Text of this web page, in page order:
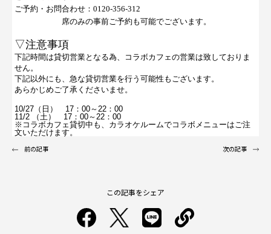
ご予約・お問合わせ：0120-356-312
席のみの事前ご予約も可能でございます。
▽注意事項
下記時間は貸切営業となる為、
コラボカフェの営業は致しておりま
せん。
下記以外にも、急な貸切営業を行う可能性もございます。
あらかじめご了承くださいませ。
10/27（日） 17：00～22：00
11/2 （土） 17：00～22：00
※コラボカフェ貸切中も、カラオケルームでコラボメニューはご注
文いただけます。
前の記事
次の記事
この記事をシェア